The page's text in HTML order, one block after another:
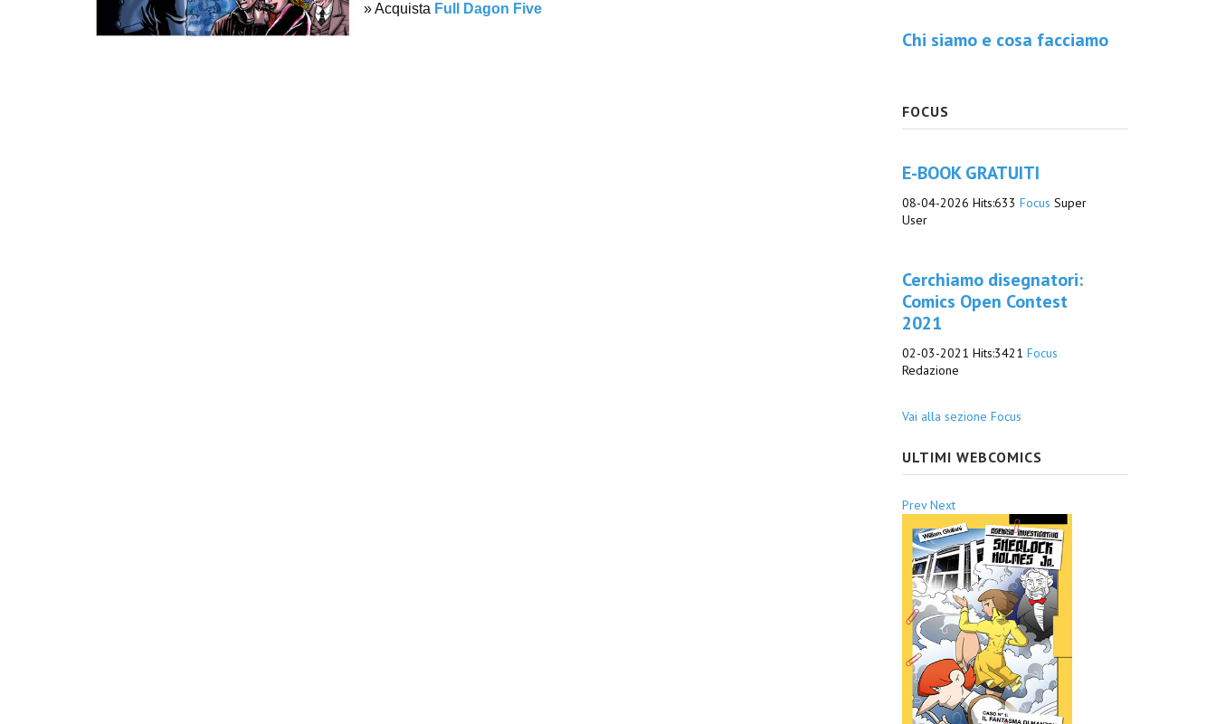
» Acquista Full Dagon Five
Chi siamo e cosa facciamo
FOCUS
E-BOOK GRATUITI
08-04-2026 Hits:633 Focus Super
User
Cerchiamo disegnatori:
Comics Open Contest
2021
02-03-2021 Hits:3421 Focus
Redazione
Vai alla sezione Focus
ULTIMI WEBCOMICS
Prev Next